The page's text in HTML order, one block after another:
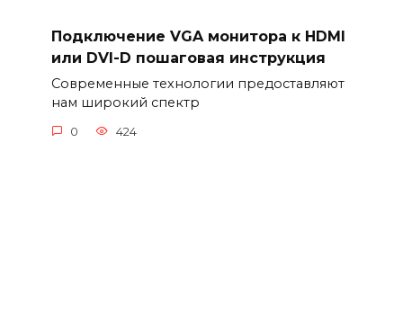
Подключение VGA монитора к HDMI
или DVI-D пошаговая инструкция
Современные технологии предоставляют
нам широкий спектр
0 424